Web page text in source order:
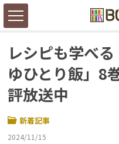
レシピも学べ
ゆひとり飯」
評放送中
新着記事
2024/11/15